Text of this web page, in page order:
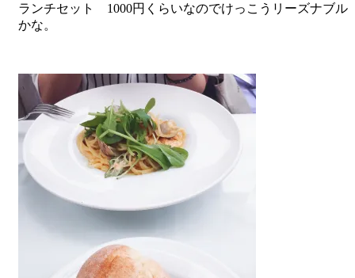
ランチセット 1000円くらいなのでけっこうリーズナブル
かな。